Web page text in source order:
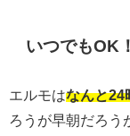
いつでもOK
エルモはなんと24
ろうが早朝だろう